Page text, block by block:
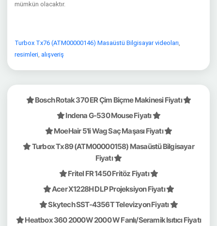
mümkün olacaktır.
Turbox Tx76 (ATM00000146) Masaüstü Bilgisayar videoları,
resimleri, alışveriş
Bosch Rotak 370 ER Çim Biçme Makinesi Fiyatı
Indena G-530 Mouse Fiyatı
MoeHair 5'li Wag Saç Maşası Fiyatı
Turbox Tx89 (ATM00000158) Masaüstü Bilgisayar
Fiyatı
Fritel FR 1450 Fritöz Fiyatı
Acer X1228H DLP Projeksiyon Fiyatı
Skytech SST-4356T Televizyon Fiyatı
Heatbox 360 2000W 2000 W Fanlı/Seramik Isıtıcı Fiyatı